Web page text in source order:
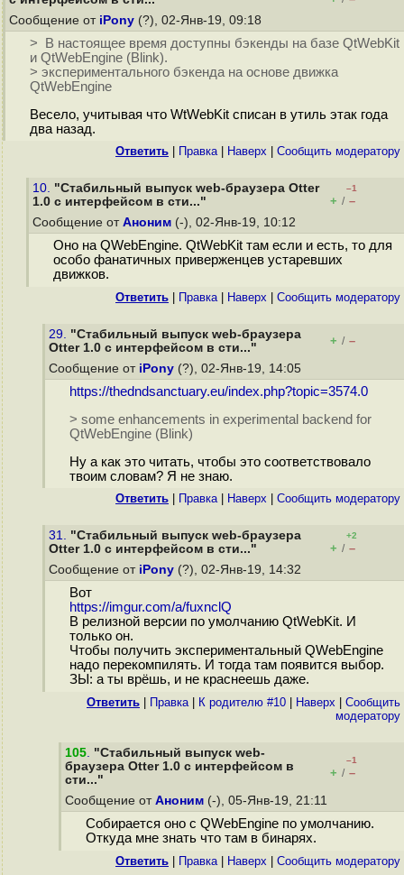
Сообщение от iPony (?), 02-Янв-19, 09:18
> В настоящее время доступны бэкенды на базе QtWebKit
и QtWebEngine (Blink).
> экспериментального бэкенда на основе движка
QtWebEngine
Весело, учитывая что WtWebKit списан в утиль этак года
два назад.
Ответить Правка| Наверх Cообщить модератору
10. "Стабильный выпуск web-браузера Otter
1.0 с интерфейсом в сти..."
–1
+ / –
Сообщение от Аноним (-), 02-Янв-19, 10:12
Оно на QWebEngine. QtWebKit там если и есть, то для
особо фанатичных приверженцев устаревших
движков.
Ответить Правка| Наверх Cообщить модератору
29. "Стабильный выпуск web-браузера
Otter 1.0 с интерфейсом в сти..."
+ / –
Сообщение от iPony (?), 02-Янв-19, 14:05
https://thedndsanctuary.eu/index.php?topic=3574.0
> some enhancements in experimental backend for
QtWebEngine (Blink)
Ну а как это читать, чтобы это соответствовало
твоим словам? Я не знаю.
Ответить Правка| Наверх Cообщить модератору
31. "Стабильный выпуск web-браузера
Otter 1.0 с интерфейсом в сти..."
+2
+ / –
Сообщение от iPony (?), 02-Янв-19, 14:32
Вот
https://imgur.com/a/fuxnclQ
В релизной версии по умолчанию QtWebKit. И
только он.
Чтобы получить экспериментальный QWebEngine
надо перекомпилять. И тогда там появится выбор.
ЗЫ: а ты врёшь, и не краснеешь даже.
Ответить Правка| К родителю #10 Наверх
Cообщить
модератору
105. "Стабильный выпуск web-
браузера Otter 1.0 с интерфейсом в
сти..."
–1
+ / –
Сообщение от Аноним (-), 05-Янв-19, 21:11
Собирается оно с QWebEngine по умолчанию.
Откуда мне знать что там в бинарях.
Ответить Правка| Наверх Cообщить модератору